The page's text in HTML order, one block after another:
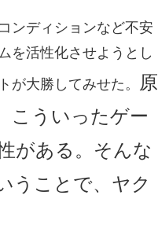
ンディションなど不安
を活性化させようとし
が大勝してみせた。
原
こういったゲー
がある。そんな
うことで、ヤク